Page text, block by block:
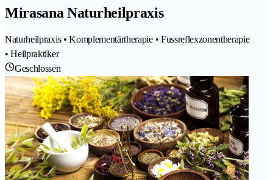
Mirasana Naturheilpraxis
Naturheilpraxis • Komplementärtherapie • Fussreflexzonentherapie
• Heilpraktiker
Geschlossen